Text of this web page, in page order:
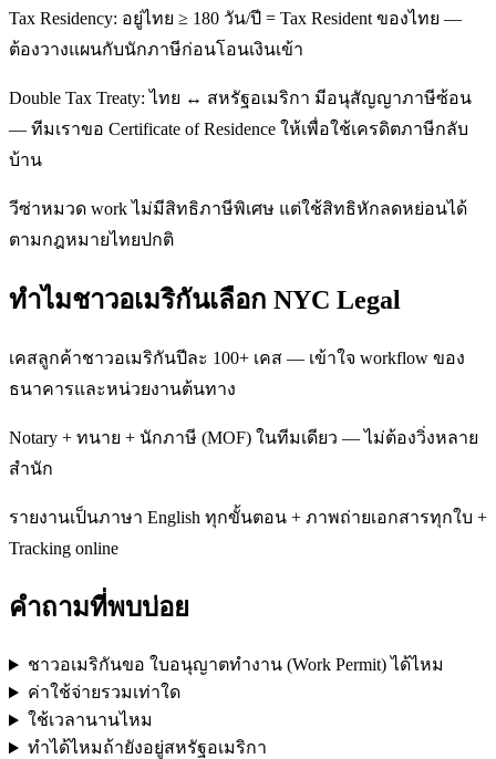
Tax Residency: อยู่ไทย ≥ 180 วัน/ปี = Tax Resident ของไทย —
ต้องวางแผนกับนักภาษีก่อนโอนเงินเข้า
Double Tax Treaty: ไทย ↔ สหรัฐอเมริกา มีอนุสัญญาภาษีซ้อน
— ทีมเราขอ Certificate of Residence ให้เพื่อใช้เครดิตภาษีกลับ
บ้าน
วีซ่าหมวด work ไม่มีสิทธิภาษีพิเศษ แต่ใช้สิทธิหักลดหย่อนได้
ตามกฎหมายไทยปกติ
ทำไมชาวอเมริกันเลือก NYC Legal
เคสลูกค้าชาวอเมริกันปีละ 100+ เคส — เข้าใจ workflow ของ
ธนาคารและหน่วยงานต้นทาง
Notary + ทนาย + นักภาษี (MOF) ในทีมเดียว — ไม่ต้องวิ่งหลาย
สำนัก
รายงานเป็นภาษา English ทุกขั้นตอน + ภาพถ่ายเอกสารทุกใบ +
Tracking online
คำถามที่พบบ่อย
ชาวอเมริกันขอ ใบอนุญาตทำงาน (Work Permit) ได้ไหม
ค่าใช้จ่ายรวมเท่าใด
ใช้เวลานานไหม
ทำได้ไหมถ้ายังอยู่สหรัฐอเมริกา